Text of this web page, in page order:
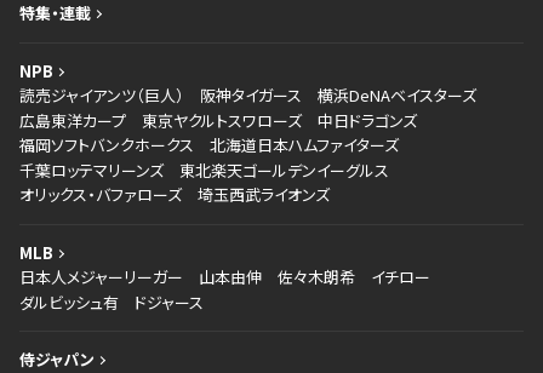
特集・連載
NPB
読売ジャイアンツ（巨人）
阪神タイガース
横浜DeNAベイスターズ
広島東洋カープ
東京ヤクルトスワローズ
中日ドラゴンズ
福岡ソフトバンクホークス
北海道日本ハムファイターズ
千葉ロッテマリーンズ
東北楽天ゴールデンイーグルス
オリックス・バファローズ
埼玉西武ライオンズ
MLB
日本人メジャーリーガー
山本由伸 佐々木朗希
イチロー
ダルビッシュ有
ドジャース
侍ジャパン